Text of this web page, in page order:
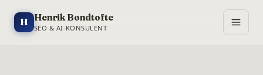
H Henrik Bondtofte
SEO & AI-KONSULENT